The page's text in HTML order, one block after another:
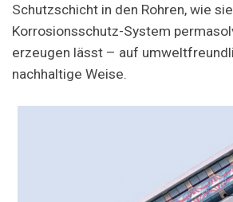
Schutzschicht in den Rohren, wie
Korrosionsschutz-System
erzeugen lässt – auf
nachhaltige Weise.